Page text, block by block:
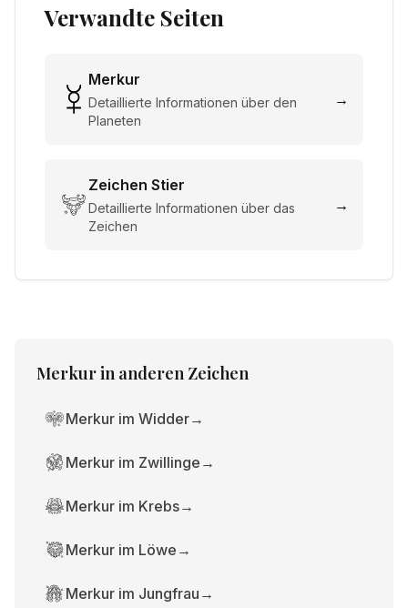
Verwandte Seiten
Merkur
Detaillierte Informationen über den
Planeten
→
Zeichen Stier
Detaillierte Informationen über das
Zeichen
→
Merkurin anderen Zeichen
Merkur im Widder→
Merkur im Zwillinge →
Merkur im Krebs→
Merkur im Löwe →
Merkur im Jungfrau →